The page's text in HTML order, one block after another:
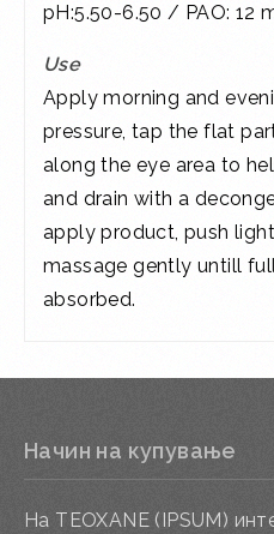
pH:5.50-6.50 / PAO: 12
Use
Apply morning and
pressure, tap the flat
along the eye area to
and drain with a
apply product, push
massage gently untill
absorbed.
Начин на купување
На TEOXANE (IPSUM)